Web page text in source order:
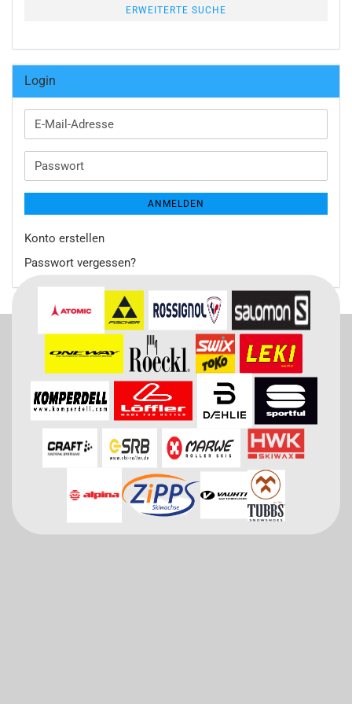
ERWEITERTE SUCHE
Login
E-
Mail-
Passwort
ANMELDEN
Konto erstellen
Passwort vergessen?